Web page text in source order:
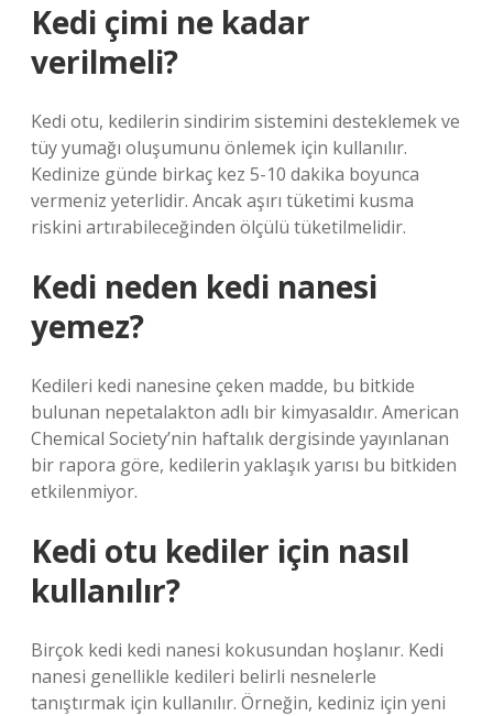
Kedi çimi ne kadar
verilmeli?
Kedi otu, kedilerin sindirim sistemini desteklemek ve
tüy yumağı oluşumunu önlemek için kullanılır.
Kedinize günde birkaç kez 5-10 dakika boyunca
vermeniz yeterlidir. Ancak aşırı tüketimi kusma
riskini artırabileceğinden ölçülü tüketilmelidir.
Kedi neden kedi nanesi
yemez?
Kedileri kedi nanesine çeken madde, bu bitkide
bulunan nepetalakton adlı bir kimyasaldır. American
Chemical Society’nin haftalık dergisinde yayınlanan
bir rapora göre, kedilerin yaklaşık yarısı bu bitkiden
etkilenmiyor.
Kedi otu kediler için nasıl
kullanılır?
Birçok kedi kedi nanesi kokusundan hoşlanır. Kedi
nanesi genellikle kedileri belirli nesnelerle
tanıştırmak için kullanılır. Örneğin, kediniz için yeni